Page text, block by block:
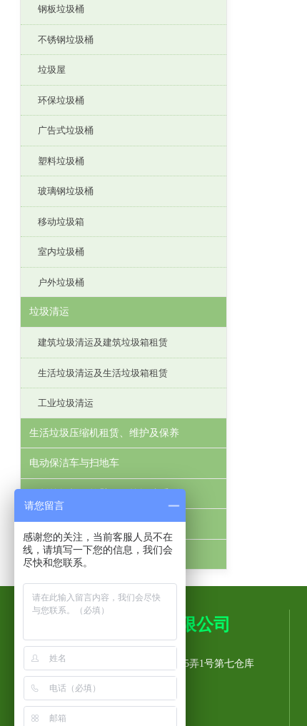
钢板垃圾桶
不锈钢垃圾桶
垃圾屋
环保垃圾桶
广告式垃圾桶
塑料垃圾桶
玻璃钢垃圾桶
移动垃圾箱
室内垃圾桶
户外垃圾桶
垃圾清运
建筑垃圾清运及建筑垃圾箱租赁
生活垃圾清运及生活垃圾箱租赁
工业垃圾清运
生活垃圾压缩机租赁、维护及保养
电动保洁车与扫地车
花盆，育苗器和树池箅
岗亭
工厂地址： 上海市长宁区北翟路3305弄1号第七仓库
销售电话：13818809714
上海鹿源环卫设备有限公司
请您留言
感谢您的关注，当前客服人员不在
线，请填写一下您的信息，我们会
尽快和您联系。